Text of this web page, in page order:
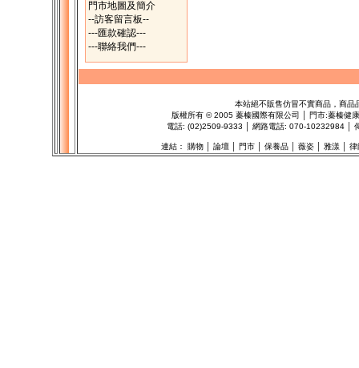
門市地圖及簡介
--訪客留言板--
---匯款確認---
---聯絡我們---
本站絕不販售仿冒不實商品，商品
版權所有 ©2005 蓁榛國際有限公司 │ 門市:蓁榛健
電話: (02)2509-9333 │ 網路電話: 070-10232984 │
連結： 購物│ 論壇│ 門市│ 保養品│ 薇姿│ 雅漾 律